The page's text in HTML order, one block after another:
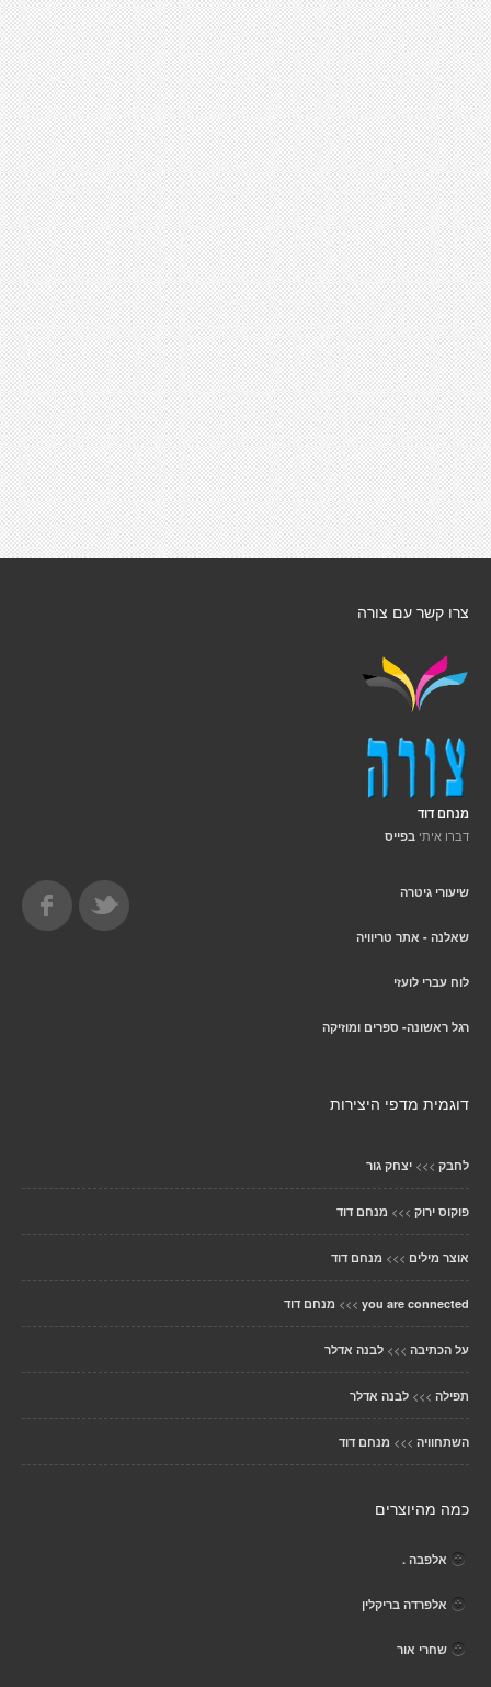
צרו קשר עם צורה
מנחם דוד
דברו איתי בפייס
שיעורי גיטרה
שאלנה - אתר טריוויה
לוח עברי לועזי
רגל ראשונה- ספרים ומוזיקה
דוגמית מדפי היצירות
לחבק >>> יצחק גור
פוקוס ירוק >>> מנחם דוד
אוצר מילים >>> מנחם דוד
you are connected
>>> מנחם דוד
על הכתיבה >>> לבנה אדלר
תפילה >>> לבנה אדלר
השתחוויה >>> מנחם דוד
כמה מהיוצרים
אלפבה .
אלפרדה בריקלין
שחרי אור